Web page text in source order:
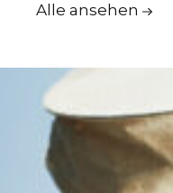
Alle ansehen